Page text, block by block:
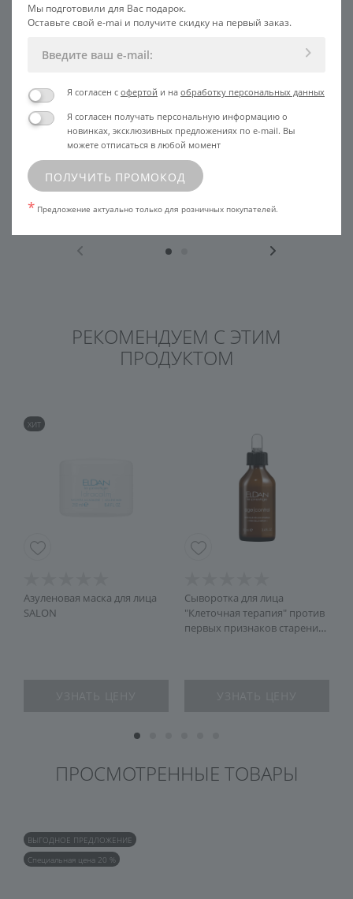
ПОДГОТОВКА
Храните крио-стики в
холодильнике или перед
использованием охладите
палочки в чаше со льдом
НАНЕСТИ
В течение процедуры
Используйте маску,
сыворотку или увлажняющий
крем, чтобы палочки легко
скользили по коже
РЕКОМЕНДУЕМ С ЭТИМ
ПРОДУКТОМ
ХИТ
Азуленовая маска для лица
SALON
Сыворотка для лица
"Клеточная терапия" против
первых признаков старения
ПРОСМОТРЕННЫЕ ТОВАРЫ
ВЫГОДНОЕ ПРЕДЛОЖЕНИЕ
Специальная цена 20 %
Мы подготовили для Вас подарок.
Оставьте свой e-mai и получите скидку на первый заказ.
Я согласен с офертой и на обработку персональных данных
Я согласен получать персональную информацию о
новинках, эксклюзивных предложениях по e-mail. Вы
можете отписаться в любой момент
ПОЛУЧИТЬ ПРОМОКОД
* Предложение актуально только для розничных покупателей.